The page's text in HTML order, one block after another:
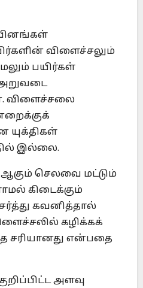
விளைச்சலும்
பயிர்கள்
அறுவடை
விளைச்சலை
யுக்திகள்
இல்லை.
செலவை மட்டும்
கிடைக்கும்
கவனித்தால்
கழிக்கக்
சரியானது என்பதை
அளவு